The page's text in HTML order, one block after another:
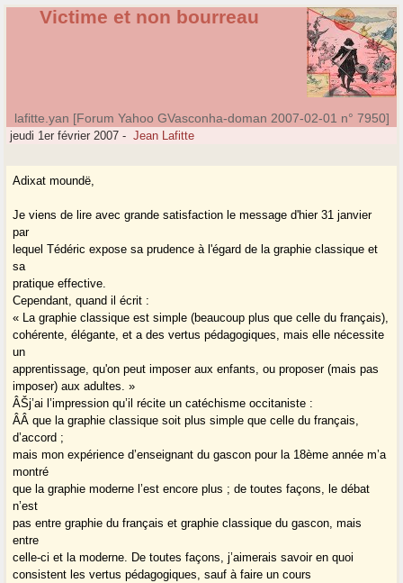
Victime et non bourreau
lafitte.yan [Forum Yahoo GVasconha-doman 2007-02-01 n° 7950]
jeudi 1er février 2007 - Jean Lafitte
Adixat moundë,
Je viens de lire avec grande satisfaction le message d'hier 31 janvier
par
lequel Tédéric expose sa prudence à l'égard de la graphie classique et
sa
pratique effective.
Cependant, quand il écrit :
« La graphie classique est simple (beaucoup plus que celle du français),
cohérente, élégante, et a des vertus pédagogiques, mais elle nécessite
un
apprentissage, qu'on peut imposer aux enfants, ou proposer (mais pas
imposer) aux adultes. »
ÂŠj’ai l’impression qu’il récite un catéchisme occitaniste :
Â­Â que la graphie classique soit plus simple que celle du français,
d’accord ;
mais mon expérience d’enseignant du gascon pour la 18ème année m’a
montré
que la graphie moderne l’est encore plus ; de toutes façons, le débat
n’est
pas entre graphie du français et graphie classique du gascon, mais
entre
celle-ci et la moderne. De toutes façons, j’aimerais savoir en quoi
consistent les vertus pédagogiques, sauf à faire un cours